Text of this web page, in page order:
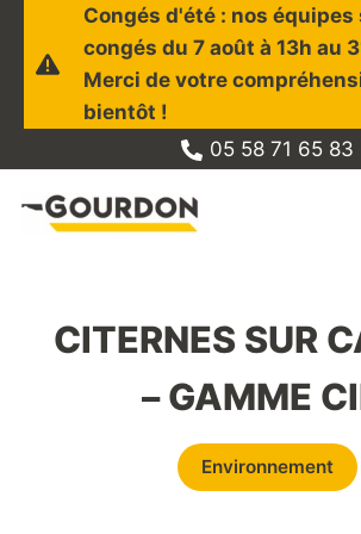
contenu
Congés d'été : nos équipes
congés du 7 août à 13h au
Merci de votre
bientôt !
05 58 71 65 83
CITERNES SUR
– GAMME
Environnement